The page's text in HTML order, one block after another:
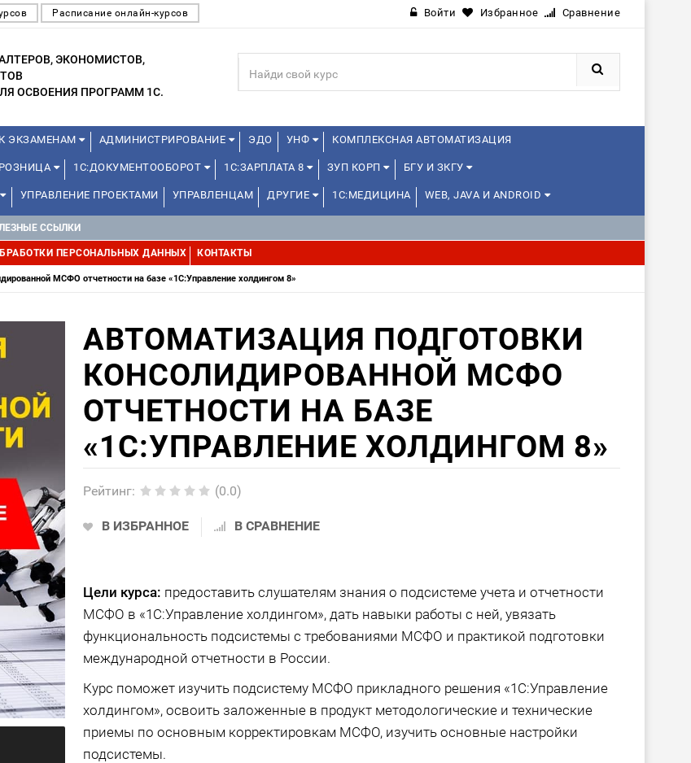
Расписание онлайн-курсов Войти Избранное Сравнение
ЭКОНОМИСТОВ,
ОСВОЕНИЯ ПРОГРАММ 1С.
ЭКЗАМЕНАМ АДМИНИСТРИРОВАНИЕ ЭДО УНФ КОМПЛЕКСНАЯ АВТОМАТИЗАЦИЯ
1С:ДОКУМЕНТООБОРОТ 1С:ЗАРПЛАТА 8 ЗУП КОРП БГУ И ЗКГУ
УПРАВЛЕНИЕ ПРОЕКТАМИ УПРАВЛЕНЦАМ ДРУГИЕ 1С:МЕДИЦИНА WEB, JAVA И ANDROID
ССЫЛКИ
ПЕРСОНАЛЬНЫХ ДАННЫХ КОНТАКТЫ
МСФО отчетности на базе «1С:Управление холдингом 8»
АВТОМАТИЗАЦИЯ ПОДГОТОВКИ
КОНСОЛИДИРОВАННОЙ МСФО
ОТЧЕТНОСТИ НА БАЗЕ
«1С:УПРАВЛЕНИЕ ХОЛДИНГОМ 8»
Рейтинг: (0.0)
В ИЗБРАННОЕ В СРАВНЕНИЕ
Цели курса: предоставить слушателям знания о подсистеме учета и отчетности
МСФО в «1С:Управление холдингом», дать навыки работы с ней, увязать
функциональность подсистемы с требованиями МСФО и практикой подготовки
международной отчетности в России.
Курс поможет изучить подсистему МСФО прикладного решения «1С:Управление
холдингом», освоить заложенные в продукт методологические и технические
приемы по основным корректировкам МСФО, изучить основные настройки
подсистемы.